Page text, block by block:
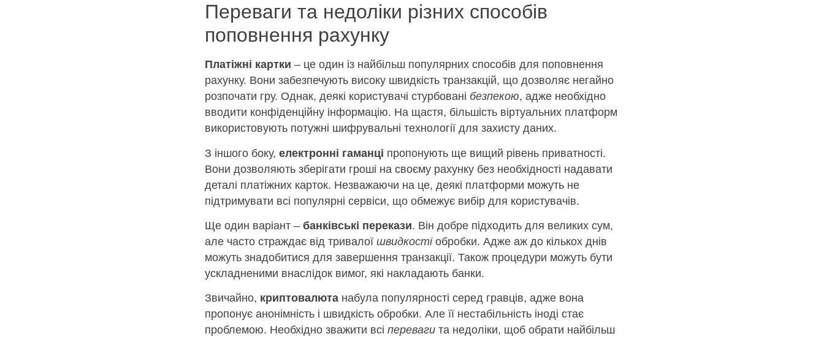
Переваги та недоліки різних способів
поповнення рахунку
Платіжні картки – це один із найбільш популярних способів для поповнення
рахунку. Вони забезпечують високу швидкість транзакцій, що дозволяє негайно
розпочати гру. Однак, деякі користувачі стурбовані безпекою, адже необхідно
вводити конфіденційну інформацію. На щастя, більшість віртуальних платформ
використовують потужні шифрувальні технології для захисту даних.
З іншого боку, електронні гаманці пропонують ще вищий рівень приватності.
Вони дозволяють зберігати гроші на своєму рахунку без необхідності надавати
деталі платіжних карток. Незважаючи на це, деякі платформи можуть не
підтримувати всі популярні сервіси, що обмежує вибір для користувачів.
Ще один варіант – банківські перекази. Він добре підходить для великих сум,
але часто страждає від тривалої швидкостіобробки. Адже аж до кількох днів
можуть знадобитися для завершення транзакції. Також процедури можуть бути
ускладненими внаслідок вимог, які накладають банки.
Звичайно, криптовалютанабула популярності серед гравців, адже вона
пропонує анонімність і швидкість обробки. Але її нестабільність іноді стає
проблемою. Необхідно зважити всі перевагита недоліки, щоб обрати найбільш